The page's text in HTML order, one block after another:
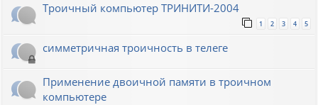
Троичный компьютер ТРИНИТИ-2004
1 2 3 4 5
симметричная троичность в телеге
Применение двоичной памяти в троичном
компьютере